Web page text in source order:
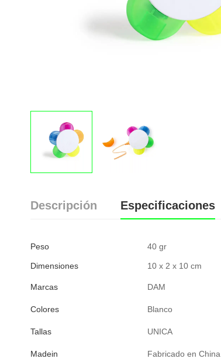
Descripción Especificaciones
Peso 40 gr
Dimensiones 10 x 2 x 10 cm
Marcas DAM
Colores Blanco
Tallas UNICA
Madein Fabricado en China